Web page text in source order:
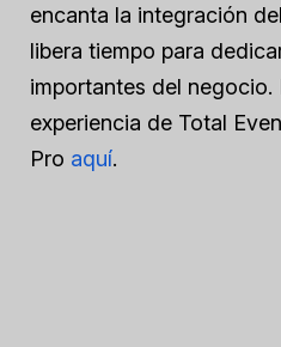
encanta la integración
libera tiempo para
importantes del negocio.
experiencia de Total
Pro aquí.